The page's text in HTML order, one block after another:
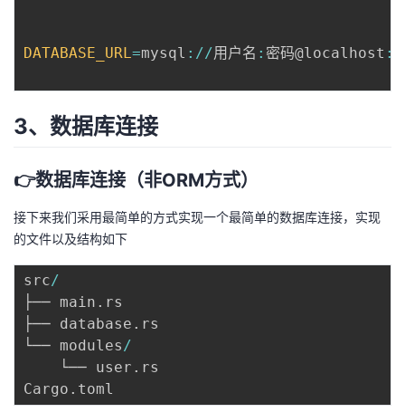
DATABASE_URL=mysql : //用户名 : 密码@localhost :
3、数据库连接
👉数据库连接（非ORM方式）
接下来我们采用最简单的方式实现一个最简单的数据库连接，实现
的文件以及结构如下
src/
├── main . rs
├── database . rs
└── modules/
    └── user
. rs
Cargo .